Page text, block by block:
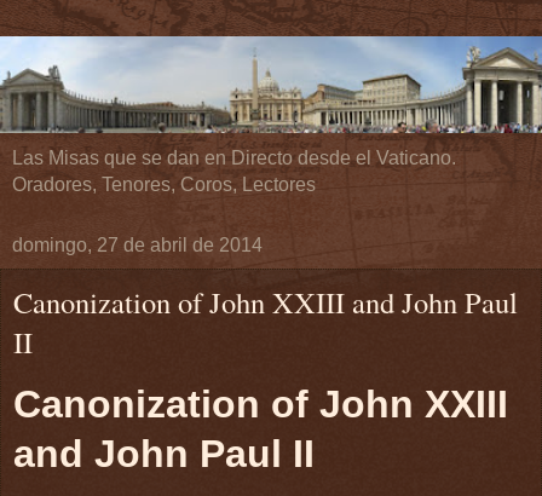
Las Misas que se dan en Directo desde el Vaticano.
Oradores, Tenores, Coros, Lectores
domingo, 27 de abril de 2014
Canonization of John XXIII and John Paul
II
Canonization of John XXIII
and John Paul II